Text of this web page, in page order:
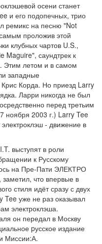
осени станет
и его подопечных, трио
ремикс на песню "Not
проложив этой
клубных чартов U.S.,
Maguire", саундтрек к
Этим летом и в самом
западные
Корда. Но приезд Larry
Ларри никогда не был
перед третьим
ноября 2003 г.) Larry Tee
- движение в
выступят в роли
к Русскому
на Пре-Пати ЭЛЕКТРО
что впервые в
стиля идёт сразу с двух
Tee уже не раз оказывал
электроклэша.
он передал в Москву
pусское издание
Миссии:А.